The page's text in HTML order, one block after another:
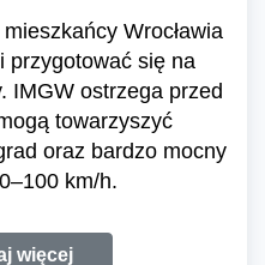
Wrocławia
przygotować się na
IMGW ostrzega przed
towarzyszyć
oraz bardzo mocny
km/h.
więcej